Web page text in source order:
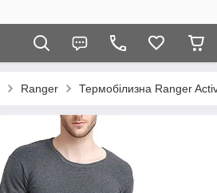
Ranger Термобілизна Ranger